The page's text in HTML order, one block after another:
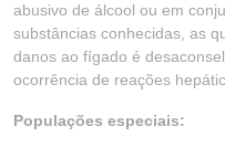
abusivo de álcool ou em
substâncias conhecidas, as
danos ao fígado é
ocorrência de reações
Populações especiais: